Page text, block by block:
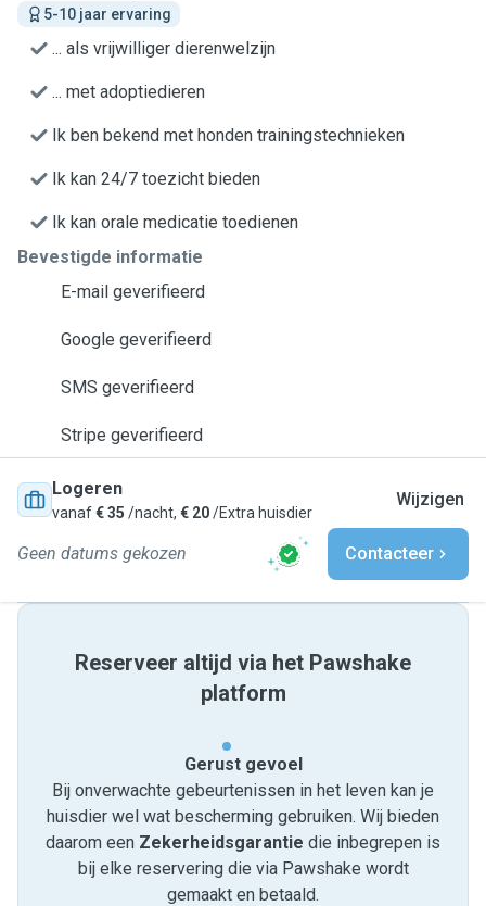
5-10 jaar ervaring
... als vrijwilliger dierenwelzijn
... met adoptiedieren
Ik ben bekend met honden trainingstechnieken
Ik kan 24/7 toezicht bieden
Ik kan orale medicatie toedienen
Bevestigde informatie
E-mail geverifieerd
Google geverifieerd
SMS geverifieerd
Stripe geverifieerd
Logeren
vanaf€ 35 /nacht, € 20/Extra huisdier
Wijzigen
Geen datums gekozen Contacteer
Reserveer altijd via het Pawshake
platform
Gerust gevoel
Bij onverwachte gebeurtenissen in het leven kan je
huisdier wel wat bescherming gebruiken. Wij bieden
daarom een Zekerheidsgarantie die inbegrepen is
bij elke reservering die via Pawshake wordt
gemaakt en betaald.